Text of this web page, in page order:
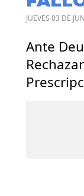
JUEVES 03 DE
Ante